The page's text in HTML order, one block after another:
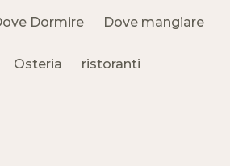
Dormire Dove mangiare
Osteria ristoranti